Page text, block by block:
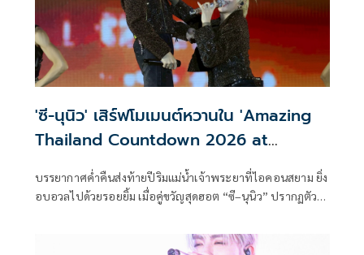
'ซี-นุนิว' เสิร์ฟโมเมนต์หวานใน 'Amazing
Thailand Countdown 2026 at
ICONSIAM'
บรรยากาศค่ำคืนส่งท้ายปีริมแม่น้ำเจ้าพระยาที่ไอคอนสยาม ยิ่ง
อบอวลไปด้วยรอยยิ้ม เมื่อคู่ขวัญสุดฮอต “ซี–นุนิว” ปรากฏตัว
ICONSIAM” เรียกเสียงกรี๊ดกระหึ่มทั่ว River Park ตั้งแต่วินาที